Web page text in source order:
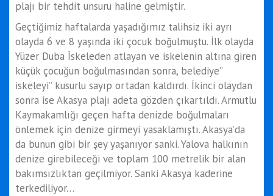
plajı bir tehdit unsuru haline gelmiştir.
Geçtiğimiz haftalarda yaşadığımız talihsiz iki ayrı
olayda 6 ve 8 yaşında iki çocuk boğulmuştu. İlk olayda
Yüzer Duba İskeleden atlayan ve iskelenin altına giren
küçük çocuğun boğulmasından sonra, belediye”
iskeleyi” kusurlu sayıp ortadan kaldırdı. İkinci olaydan
sonra ise Akasya plajı adeta gözden çıkartıldı. Armutlu
Kaymakamlığı geçen hafta denizde boğulmaları
önlemek için denize girmeyi yasaklamıştı. Akasya’da
da bunun gibi bir şey yaşanıyor sanki. Yalova halkının
denize girebileceği ve toplam 100 metrelik bir alan
bakımsızlıktan geçilmiyor. Sanki Akasya kaderine
terkediliyor…